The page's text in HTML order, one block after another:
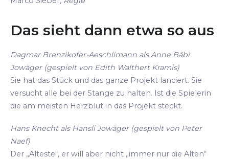
Das sieht dann etwa so aus
Dagmar Brenzikofer-Aeschlimann als Anne Bäbi
Jowäger (gespielt von Edith Walthert Kramis)
Sie hat das Stück und das ganze Projekt lanciert. Sie
versucht alle bei der Stange zu halten. Ist die Spielerin
die am meisten Herzblut in das Projekt steckt.
Hans Knecht als Hansli Jowäger (gespielt von Peter
Naef)
Der „Älteste“, er will aber nicht „immer nur die Alten“